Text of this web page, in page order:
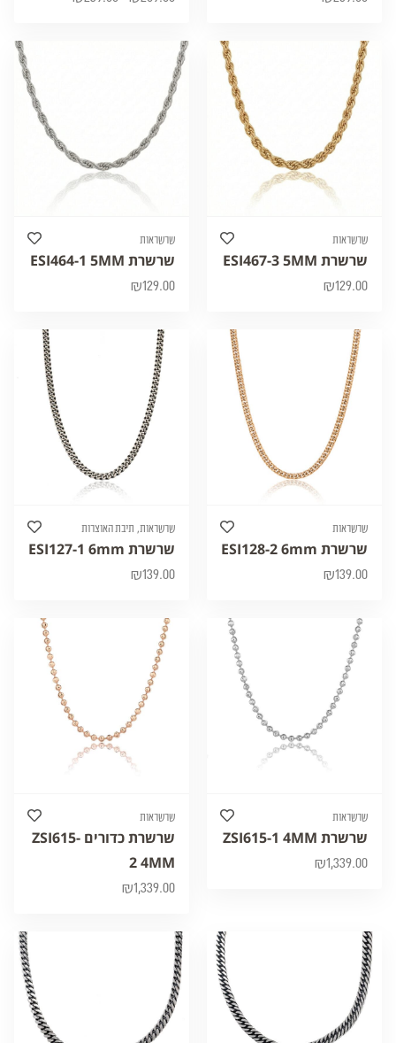
שרשראות
שרשרת ESI467-3 5MM
₪129.00
שרשראות
שרשרת ESI464-1 5MM
₪129.00
שרשראות
שרשרת ESI128-2 6mm
₪139.00
שרשראות, תיבת האוצרות
שרשרת ESI127-1 6mm
₪139.00
שרשראות
שרשרת ZSI615-1 4MM
₪1,339.00
שרשראות
שרשרת כדורים ZSI615-
2 4MM
₪1,339.00